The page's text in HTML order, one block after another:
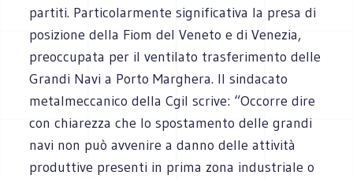
partiti. Particolarmente significativa la presa di
posizione della Fiom del Veneto e di Venezia,
preoccupata per il ventilato trasferimento delle
Grandi Navi a Porto Marghera. Il sindacato
metalmeccanico della Cgil scrive: “Occorre dire
con chiarezza che lo spostamento delle grandi
navi non può avvenire a danno delle attività
produttive presenti in prima zona industriale o